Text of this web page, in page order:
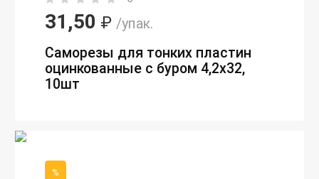
31,50 ₽ /упак.
Саморезы для тонких пластин
оцинкованные с буром 4,2х32,
10шт
%